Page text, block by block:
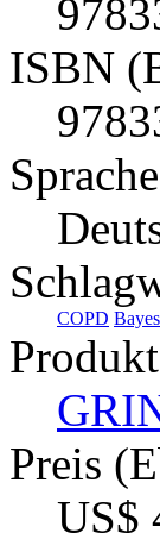
ISBN
Sprache
COPD
Preis
US$